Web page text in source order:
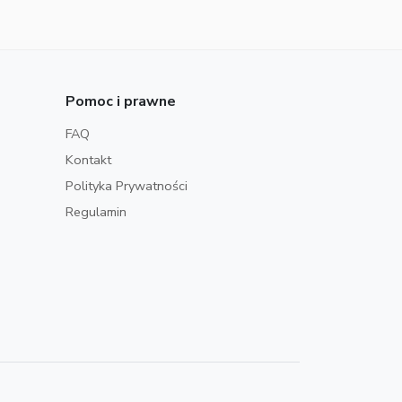
Pomoc i prawne
FAQ
Kontakt
Polityka Prywatności
Regulamin